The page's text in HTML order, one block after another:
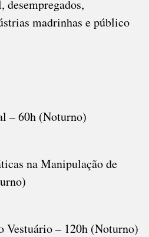
madrinhas e público
– 60h (Noturno)
na Manipulação de
Vestuário – 120h (Noturno)